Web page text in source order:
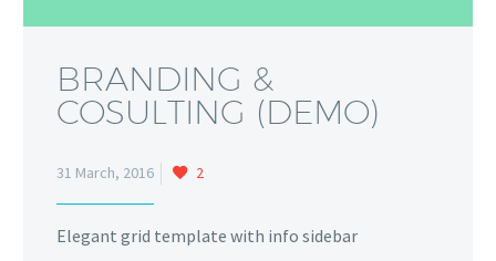
BRANDING &
COSULTING (DEMO)
31 March, 2016 2
Elegant grid template with info sidebar